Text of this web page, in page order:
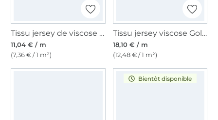
Tissu jersey de viscose lourd uni, marine
11,04 € / m
(7,36 € / 1 m²)
Tissu jersey viscose Golden Horizon, blanc vanille
18,10 € / m
(12,48 € / 1 m²)
Bientôt disponible